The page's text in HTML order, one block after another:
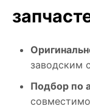
заводским
Подбор по